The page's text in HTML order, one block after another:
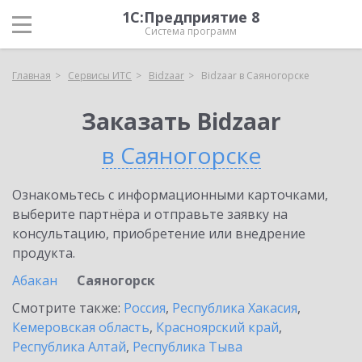
1С:Предприятие 8
Система программ
Главная Сервисы ИТС Bidzaar Bidzaar в Саяногорске
Заказать Bidzaar
в Саяногорске
Ознакомьтесь с информационными карточками,
выберите партнёра и отправьте заявку на
консультацию, приобретение или внедрение
продукта.
Абакан
Саяногорск
Смотрите также: Россия, Республика Хакасия,
Кемеровская область, Красноярский край,
Республика Алтай, Республика Тыва